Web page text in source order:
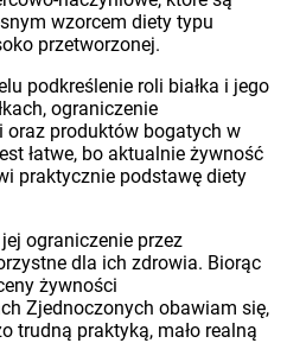
wzorcem diety typu
przetworzonej.
podkreślenie roli białka i jego
ograniczenie
oraz produktów bogatych w
łatwe, bo aktualnie żywność
praktycznie podstawę diety
ograniczenie przez
dla ich zdrowia. Biorąc
żywności
Zjednoczonych obawiam się,
trudną praktyką, mało realną